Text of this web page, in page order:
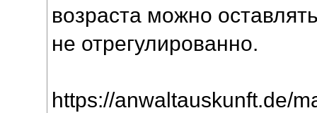
возраста можно
не отрегулированно.
https://anwaltauskunft.de/